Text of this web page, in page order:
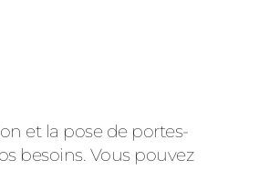
et la pose de portes-
besoins. Vous pouvez